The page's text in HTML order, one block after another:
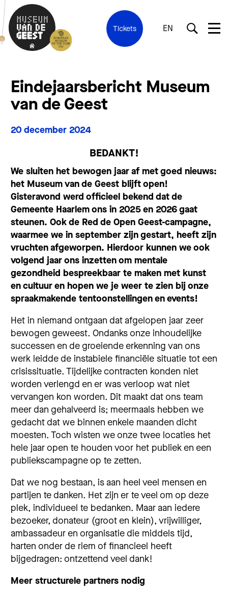
Tickets EN
Eindejaarsbericht Museum
van de Geest
20 december 2024
BEDANKT!
We sluiten het bewogen jaar af met goed nieuws:
het Museum van de Geest blijft open!
Gisteravond werd officieel bekend dat de
Gemeente Haarlem ons in 2025 en 2026 gaat
steunen. Ook de Red de Open Geest-campagne,
waarmee we in september zijn gestart, heeft zijn
vruchten afgeworpen. Hierdoor kunnen we ook
volgend jaar ons inzetten om mentale
gezondheid bespreekbaar te maken met kunst
en cultuur en hopen we je weer te zien bij onze
spraakmakende tentoonstellingen en events!
Het in niemand ontgaan dat afgelopen jaar zeer
bewogen geweest. Ondanks onze inhoudelijke
successen en de groeiende erkenning van ons
werk leidde de instabiele financiële situatie tot een
crisissituatie. Tijdelijke contracten konden niet
worden verlengd en er was verloop wat niet
vervangen kon worden. Dit maakt dat ons team
meer dan gehalveerd is; meermaals hebben we
gedacht dat we binnen enkele maanden dicht
moesten. Toch wisten we onze twee locaties het
hele jaar open te houden voor het publiek en een
publiekscampagne op te zetten.
Dat we nog bestaan, is aan heel veel mensen en
partijen te danken. Het zijn er te veel om op deze
plek, individueel te bedanken. Maar aan iedere
bezoeker, donateur (groot en klein), vrijwilliger,
ambassadeur en organisatie die middels tijd,
harten onder de riem of financieel heeft
bijgedragen: ontzettend veel dank!
Meer structurele partners nodig